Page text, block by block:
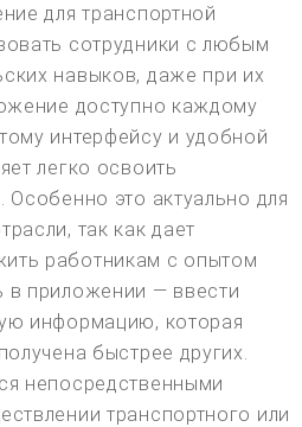
для транспортной
сотрудники с любым
навыков, даже при их
доступно каждому
интерфейсу и удобной
легко освоить
это актуально для
так как дает
работникам с опытом
в приложении — ввести
информацию, которая
быстрее других.
непосредственными
транспортного или